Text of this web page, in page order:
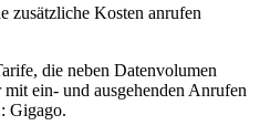
zusätzliche Kosten anrufen
die neben Datenvolumen
ein- und ausgehenden Anrufen
Gigago.